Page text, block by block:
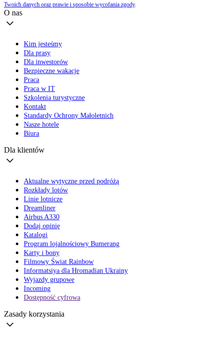
Twoich danych oraz prawie i sposobie wycofania zgody.
O nas
Kim jesteśmy
Dla prasy
Dla inwestorów
Bezpieczne wakacje
Praca
Praca w IT
Szkolenia turystyczne
Kontakt
Standardy Ochrony Małoletnich
Nasze hotele
Biura
Dla klientów
Aktualne wytyczne przed podróżą
Rozkłady lotów
Linie lotnicze
Dreamliner
Airbus A330
Dodaj opinię
Katalogi
Program lojalnościowy Bumerang
Karty i bony
Filmowy Świat Rainbow
Informatsiya dla Hromadian Ukrainy
Wyjazdy grupowe
Incoming
Dostępność cyfrowa
Zasady korzystania